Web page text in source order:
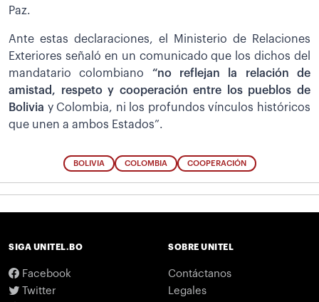
Paz.
Ante estas declaraciones, el Ministerio de Relaciones
Exteriores señaló en un comunicado que los dichos del
mandatario colombiano “no reflejan la relación de
amistad, respeto y cooperación entre los pueblos de
Bolivia y Colombia, ni los profundos vínculos históricos
que unen a ambos Estados”.
BOLIVIA COLOMBIA COOPERACIÓN
SIGA UNITEL.BO
Facebook
Twitter
SOBRE UNITEL
Contáctanos
Legales